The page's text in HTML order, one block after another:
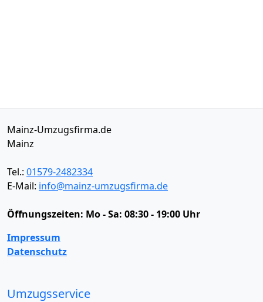
Mainz-Umzugsfirma.de
Mainz
Tel.: 01579-2482334
E-Mail: info@mainz-umzugsfirma.de
Öffnungszeiten: Mo - Sa: 08:30 - 19:00 Uhr
Impressum
Datenschutz
Umzugsservice